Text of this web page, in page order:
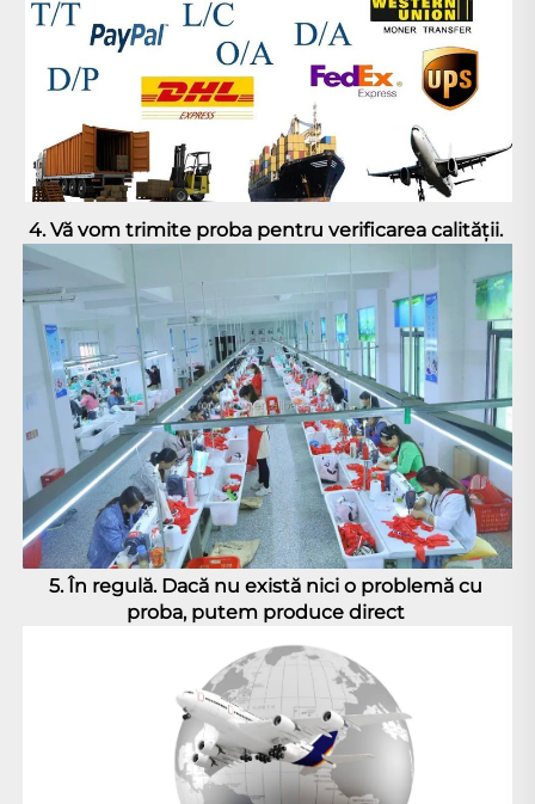
4. Vă vom trimite proba pentru verificarea calității.
5. În regulă. Dacă nu există nici o problemă cu
proba, putem produce direct